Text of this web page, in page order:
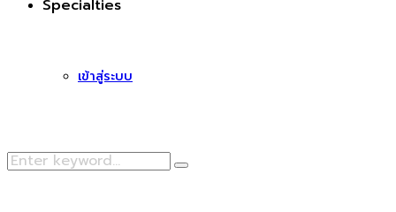
Specialties
เข้าสู่ระบบ
Search
Search